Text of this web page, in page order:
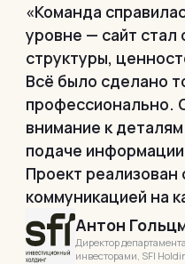
«Команда
уровне — сайт
структуры,
Всё было сделано
профессионально.
внимание к
подаче
Проект реализован
коммуникацией на
Антон
Директор
инвесторами, SFI